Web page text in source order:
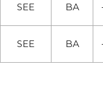
SEE BA
SEE BA